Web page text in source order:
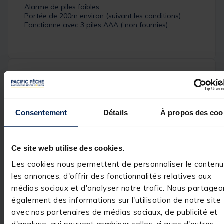
Consentement Détails À propos des
Ce site web utilise des cookies.
Les cookies nous permettent de personnaliser le
les annonces, d'offrir des fonctionnalités relatives aux
médias sociaux et d'analyser notre trafic. Nous
également des informations sur l'utilisation de notre site
avec nos partenaires de médias sociaux, de publicité et
Alarme de piles faibles
Portée de 200m environ (suivant les conditions)
Fonctionne avec 3 piles AAA ( non fournies)
Spécifications
Réf.
204278-1
Marque
MACK2
Avis des pêcheurs
5
/5
Avis vérifié